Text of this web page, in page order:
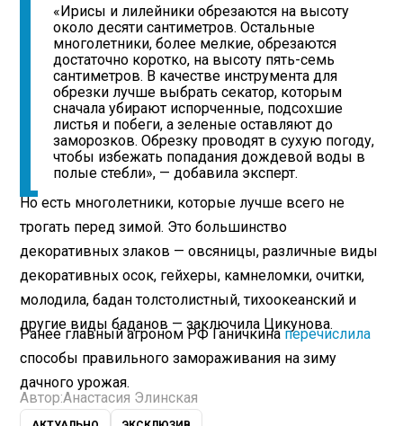
«Ирисы и лилейники обрезаются на высоту
около десяти сантиметров. Остальные
многолетники, более мелкие, обрезаются
достаточно коротко, на высоту пять-семь
сантиметров. В качестве инструмента для
обрезки лучше выбрать секатор, которым
сначала убирают испорченные, подсохшие
листья и побеги, а зеленые оставляют до
заморозков. Обрезку проводят в сухую погоду,
чтобы избежать попадания дождевой воды в
полые стебли», — добавила эксперт.
Но есть многолетники, которые лучше всего не
трогать перед зимой. Это большинство
декоративных злаков — овсяницы, различные виды
декоративных осок, гейхеры, камнеломки, очитки,
молодила, бадан толстолистный, тихоокеанский и
другие виды баданов — заключила Цикунова.
Ранее главный агроном РФ Ганичкинаперечислила
способы правильного замораживания на зиму
дачного урожая.
Автор:Анастасия Элинская